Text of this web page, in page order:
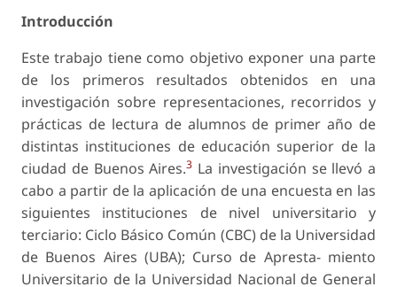
Introducción
Este trabajo tiene como objetivo exponer una parte
de los primeros resultados obtenidos en una
investigación sobre representaciones, recorridos y
prácticas de lectura de alumnos de primer año de
distintas instituciones de educación superior de la
ciudad de Buenos Aires.3 La investigación se llevó a
cabo a partir de la aplicación de una encuesta en las
siguientes instituciones de nivel universitario y
terciario: Ciclo Básico Común (CBC) de la Universidad
de Buenos Aires (UBA); Curso de Apresta- miento
Universitario de la Universidad Nacional de General